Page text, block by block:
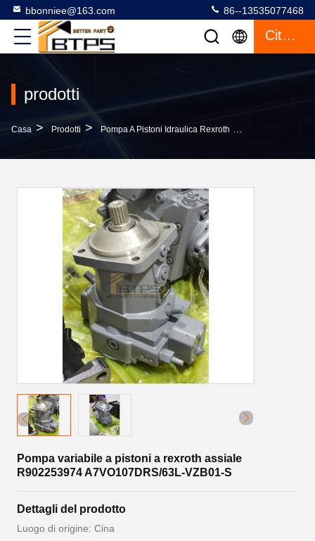
bbonniee@163.com 86--13535077468
Citazione
prodotti
Casa > Prodotti > Pompa A Pistoni Idraulica Rexroth >
Pompa variabile a pistoni a rexroth assiale
R902253974 A7VO107DRS/63L-VZB01-S
Dettagli del prodotto
Luogo di origine: Cina